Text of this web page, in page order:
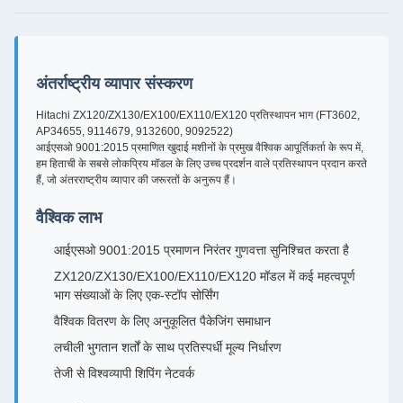
अंतर्राष्ट्रीय व्यापार संस्करण
Hitachi ZX120/ZX130/EX100/EX110/EX120 प्रतिस्थापन भाग (FT3602,
AP34655, 9114679, 9132600, 9092522)
आईएसओ 9001:2015 प्रमाणित खुदाई मशीनों के प्रमुख वैश्विक आपूर्तिकर्ता के रूप में,
हम हिताची के सबसे लोकप्रिय मॉडल के लिए उच्च प्रदर्शन वाले प्रतिस्थापन प्रदान करते
हैं, जो अंतरराष्ट्रीय व्यापार की जरूरतों के अनुरूप हैं।
वैश्विक लाभ
आईएसओ 9001:2015 प्रमाणन निरंतर गुणवत्ता सुनिश्चित करता है
ZX120/ZX130/EX100/EX110/EX120 मॉडल में कई महत्वपूर्ण
भाग संख्याओं के लिए एक-स्टॉप सोर्सिंग
वैश्विक वितरण के लिए अनुकूलित पैकेजिंग समाधान
लचीली भुगतान शर्तों के साथ प्रतिस्पर्धी मूल्य निर्धारण
तेजी से विश्वव्यापी शिपिंग नेटवर्क